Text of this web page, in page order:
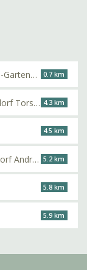
Bezirksamt Hamburg-Wandsbek Personal-Gartenbauabteilung 0.7 km
Hamburger Friedhöfe AöR Friedhof Öjendorf Torsten Herbst 4.3 km
4.5 km
Hamburger Friedhöfe AöR Friedhof Ohlsdorf André Brauner 5.2 km
5.8 km
5.9 km